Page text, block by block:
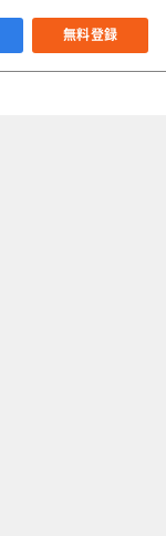
無料登録